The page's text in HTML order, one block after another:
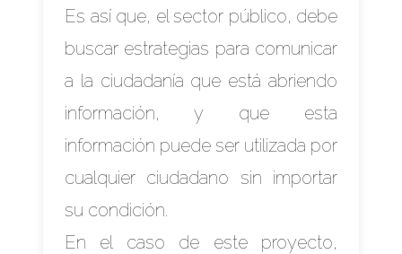
Es así que, el sector público, debe
buscar estrategias para comunicar
a la ciudadanía que está abriendo
información, y que esta
información puede ser utilizada por
cualquier ciudadano sin importar
su condición.
En el caso de este proyecto,